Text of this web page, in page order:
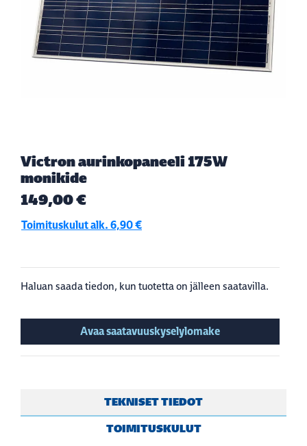
Victron aurinkopaneeli 175W
monikide
149,00 €
Toimituskulut alk. 6,90 €
Haluan saada tiedon, kun tuotetta on jälleen saatavilla.
Avaa saatavuuskyselylomake
TEKNISET TIEDOT
TOIMITUSKULUT